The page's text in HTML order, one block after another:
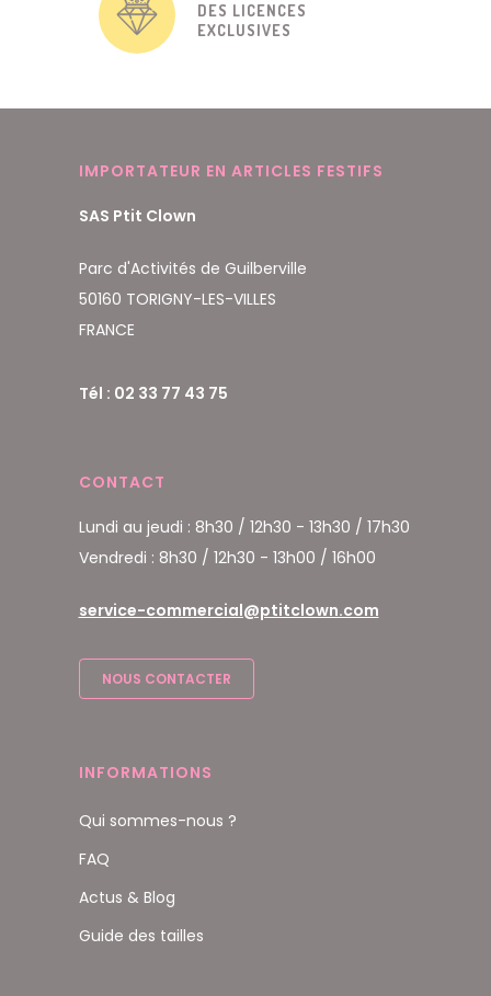
DES LICENCES
EXCLUSIVES
IMPORTATEUR EN ARTICLES FESTIFS
SAS Ptit Clown
Parc d'Activités de Guilberville
50160 TORIGNY-LES-VILLES
FRANCE
Tél : 02 33 77 43 75
CONTACT
Lundi au jeudi : 8h30 / 12h30 - 13h30 / 17h30
Vendredi : 8h30 / 12h30 - 13h00 / 16h00
service-commercial@ptitclown.com
NOUS CONTACTER
INFORMATIONS
Qui sommes-nous ?
FAQ
Actus & Blog
Guide des tailles